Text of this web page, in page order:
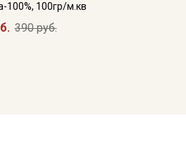
100%, 100гр/м.кв
390 руб.